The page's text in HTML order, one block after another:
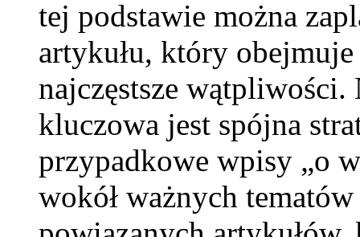
tej podstawie można
artykułu, który
najczęstsze wątpliwości.
kluczowa jest spójna
przypadkowe wpisy „o
wokół ważnych